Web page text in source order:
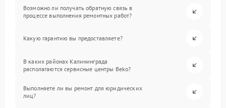
Возможно ли получать обратную связь в
процессе выполнения ремонтных работ?
Какую гарантию вы предоставляете?
В каких районах Калининграда
располагаются сервисные центры Beko?
Выполняете ли вы ремонт для юридических
лиц?